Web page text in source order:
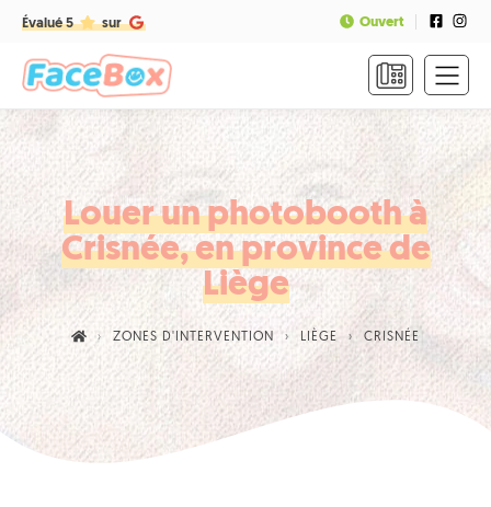
Évalué 5 sur Ouvert
ACCUEIL
FORMULES
TARIFS
FAQ
CONTACT
NOUS
APPELER
RÉSERVER
Louer un photobooth à
Crisnée, en province de
Liège
ZONES D'INTERVENTION LIÈGE CRISNÉE